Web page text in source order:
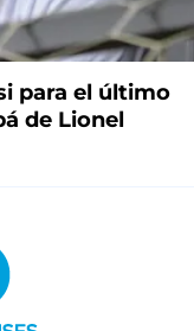
para el último
de Lionel